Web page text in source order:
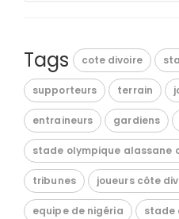
Tags cote divoire
supporteurs terrain
entraineurs gardiens
stade olympique alassane
tribunes joueurs côte
equipe de nigéria stade